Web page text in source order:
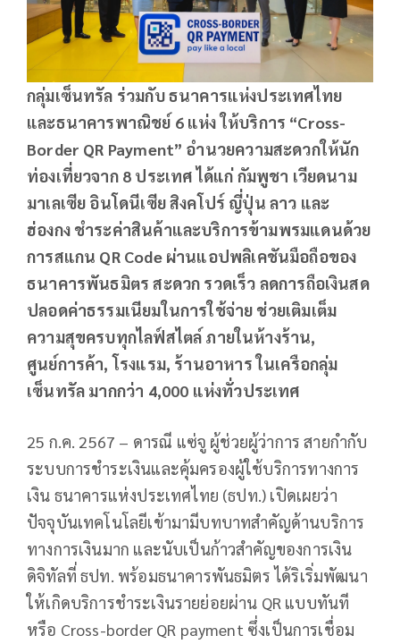
กลุ่มเซ็นทรัล ร่วมกับ ธนาคารแห่งประเทศไทย
และธนาคารพาณิชย์ 6แห่ง ให้บริการ “Cross-
Border QR Payment” อำนวยความสะดวกให้นัก
ท่องเที่ยวจาก 8 ประเทศ ได้แก่ กัมพูชา เวียดนาม
มาเลเซีย อินโดนีเซีย สิงคโปร์ ญี่ปุ่น ลาว และ
ฮ่องกง ชำระค่าสินค้าและบริการข้ามพรมแดนด้วย
การสแกน QR Code ผ่านแอปพลิเคชันมือถือของ
ธนาคารพันธมิตร สะดวก รวดเร็ว ลดการถือเงินสด
ปลอดค่าธรรมเนียมในการใช้จ่าย ช่วยเติมเต็ม
ความสุขครบทุกไลฟ์สไตล์ ภายในห้างร้าน,
ศูนย์การค้า,โรงแรม, ร้านอาหาร ในเครือกลุ่ม
เซ็นทรัล มากกว่า 4,000 แห่งทั่วประเทศ
25 ก.ค. 2567 – ดารณี แซ่จู ผู้ช่วยผู้ว่าการ สายกำกับ
ระบบการชำระเงินและคุ้มครองผู้ใช้บริการทางการ
เงิน ธนาคารแห่งประเทศไทย (ธปท.) เปิดเผยว่า
ปัจจุบันเทคโนโลยีเข้ามามีบทบาทสำคัญด้านบริการ
ทางการเงินมาก และนับเป็นก้าวสำคัญของการเงิน
ดิจิทัลที่ ธปท. พร้อมธนาคารพันธมิตร ได้ริเริ่มพัฒนา
ให้เกิดบริการชำระเงินรายย่อยผ่าน QR แบบทันที
หรือ Cross-border QR payment ซึ่งเป็นการเชื่อม